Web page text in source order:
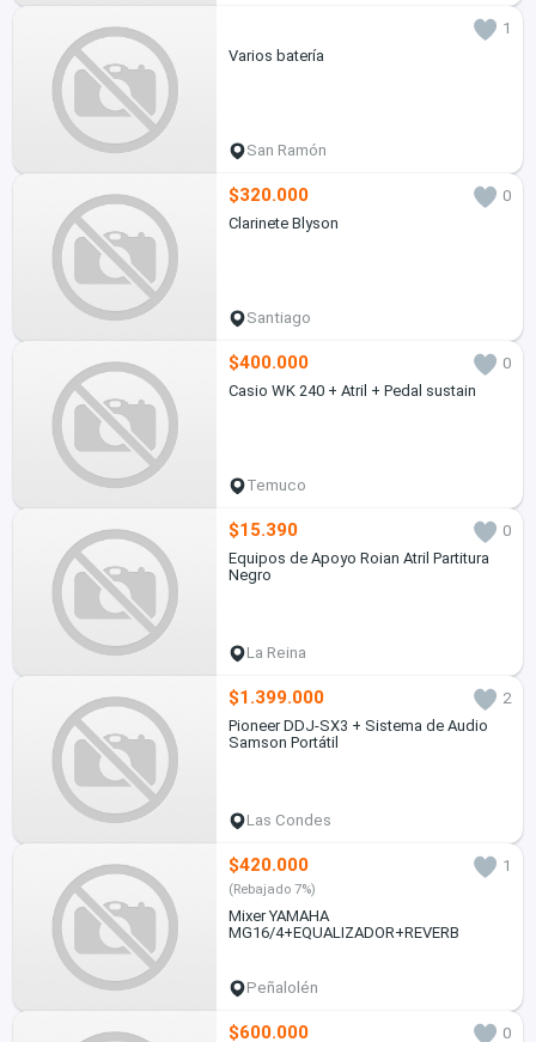
1
Varios batería
San Ramón
$320.000
0
Clarinete Blyson
Santiago
$400.000
0
Casio WK 240 + Atril + Pedal sustain
Temuco
$15.390
0
Equipos de Apoyo Roian Atril Partitura
Negro
La Reina
$1.399.000
2
Pioneer DDJ-SX3 + Sistema de Audio
Samson Portátil
Las Condes
$420.000 1
(Rebajado 7%)
Mixer YAMAHA
MG16/4+EQUALIZADOR+REVERB
Peñalolén
$600.000
0